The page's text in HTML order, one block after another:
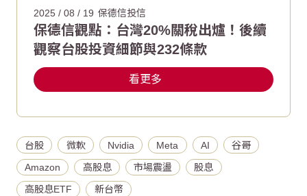
2025 / 08 / 19 保德信投信
保德信觀點：台灣20%關稅出爐！後續
觀察台股投資細節與232條款
看更多
台股 微軟 Nvidia Meta AI 谷哥
Amazon 高股息 市場震盪 股息
高股息ETF 新台幣